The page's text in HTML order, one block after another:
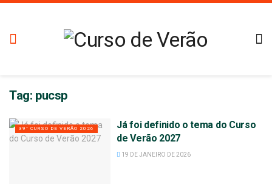
Tag: pucsp
39° CURSO DE VERÃO 2026
Já foi definido o tema do Curso
de Verão 2027
19 DE JANEIRO DE 2026